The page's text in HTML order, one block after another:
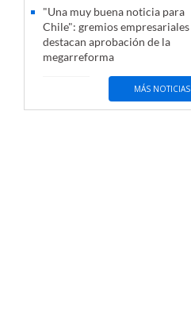
"Una muy buena noticia para
Chile": gremios empresariales
destacan aprobación de la
megarreforma
MÁS NOTICIAS